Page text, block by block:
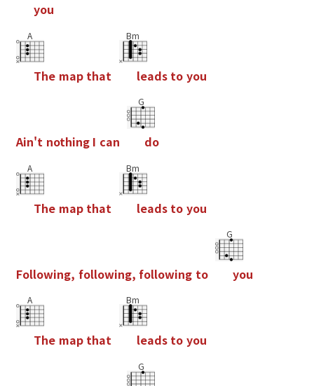
you
A
The map that
Bm
leads to you
Ain't nothing I can
G
do
A
The map that
Bm
leads to you
Following, following, following to
G
you
A
The map that
Bm
leads to you
G